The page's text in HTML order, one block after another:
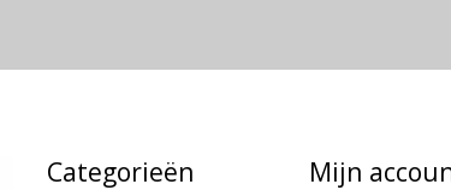
Categorieën Mijn